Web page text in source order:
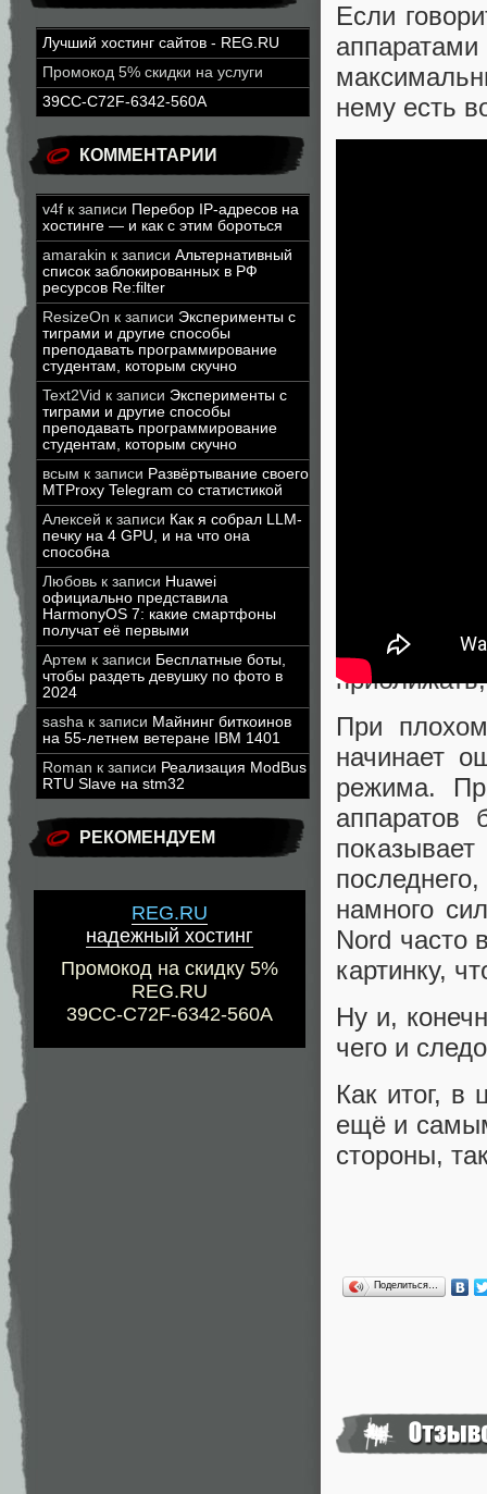
Лучший хостинг сайтов - REG.RU
Промокод 5% скидки на услуги
39CC-C72F-6342-560A
КОММЕНТАРИИ
v4f к записи Перебор IP-адресов на
хостинге — и как с этим бороться
amarakin к записи Альтернативный
список заблокированных в РФ
ресурсов Re:filter
ResizeOn к записи Эксперименты с
тиграми и другие способы
преподавать программирование
студентам, которым скучно
Text2Vid к записи Эксперименты с
тиграми и другие способы
преподавать программирование
студентам, которым скучно
всым к записи Развёртывание своего
MTProxy Telegram со статистикой
Алексей к записи Как я собрал LLM-
печку на 4 GPU, и на что она
способна
Любовь к записи Huawei
официально представила
HarmonyOS 7: какие смартфоны
получат её первыми
Артем к записи Бесплатные боты,
чтобы раздеть девушку по фото в
2024
sasha к записи Майнинг биткоинов
на 55-летнем ветеране IBM 1401
Roman к записи Реализация ModBus
RTU Slave на stm32
РЕКОМЕНДУЕМ
REG.RU
надежный хостинг
Промокод на скидку 5%
REG.RU
39CC-C72F-6342-560A
Если
нему есть
даже при
При
начинает
режима.
аппаратов
намного
Nord часто
картинку,
Ну и,
чего и
Как итог, в
ещё и
стороны,
Поделиться…